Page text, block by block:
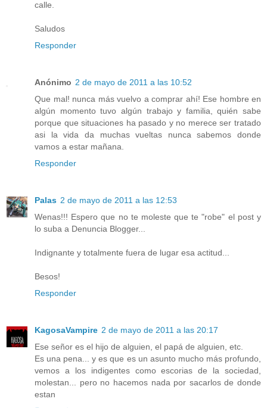
calle.
Saludos
Responder
Anónimo 2 de mayo de 2011 a las 10:52
Que mal! nunca más vuelvo a comprar ahí! Ese hombre en
algún momento tuvo algún trabajo y familia, quién sabe
porque que situaciones ha pasado y no merece ser tratado
asi la vida da muchas vueltas nunca sabemos donde
vamos a estar mañana.
Responder
Palas 2 de mayo de 2011 a las 12:53
Wenas!!! Espero que no te moleste que te "robe" el post y
lo suba a Denuncia Blogger...
Indignante y totalmente fuera de lugar esa actitud...
Besos!
Responder
KagosaVampire 2 de mayo de 2011 a las 20:17
Ese señor es el hijo de alguien, el papá de alguien, etc.
Es una pena... y es que es un asunto mucho más profundo,
vemos a los indigentes como escorias de la sociedad,
molestan... pero no hacemos nada por sacarlos de donde
estan